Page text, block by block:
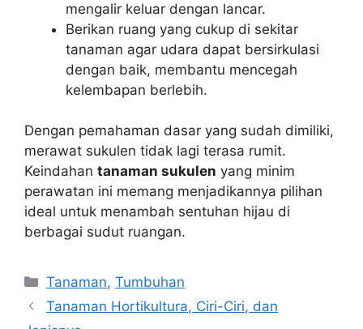
mengalir keluar dengan lancar.
Berikan ruang yang cukup di sekitar
tanaman agar udara dapat bersirkulasi
dengan baik, membantu mencegah
kelembapan berlebih.
Dengan pemahaman dasar yang sudah dimiliki,
merawat sukulen tidak lagi terasa rumit.
Keindahan tanaman sukulen yang minim
perawatan ini memang menjadikannya pilihan
ideal untuk menambah sentuhan hijau di
berbagai sudut ruangan.
Categories
Tanaman,Tumbuhan
Tanaman Hortikultura, Ciri-Ciri, dan